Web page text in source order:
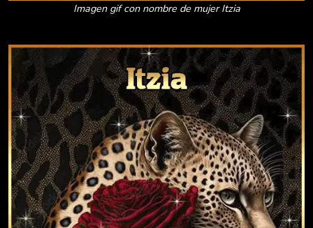
Imagen gif con nombre de mujer Itzia